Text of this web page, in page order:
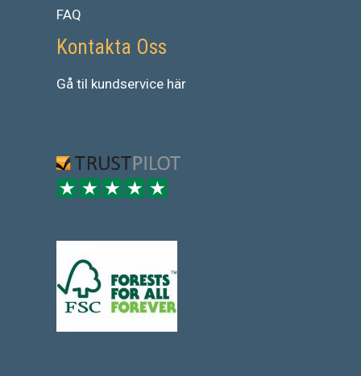
FAQ
Kontakta Oss
Gå til kundservice här